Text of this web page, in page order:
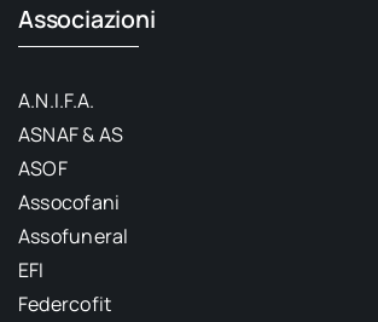
Associazioni
A.N.I.F.A.
ASNAF & AS
ASOF
Assocofani
Assofuneral
EFI
Federcofit